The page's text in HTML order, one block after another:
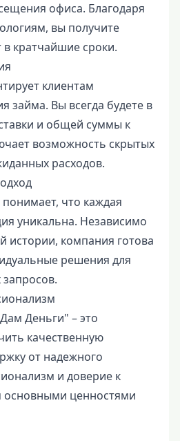
офиса. Благодаря
вы получите
кратчайшие сроки.
клиентам
займа. Вы всегда будете в
и общей суммы к
возможность скрытых
расходов.
что каждая
уникальна. Независимо
истории, компания готова
решения для
Деньги" – это
качественную
от надежного
и доверие к
основными ценностями